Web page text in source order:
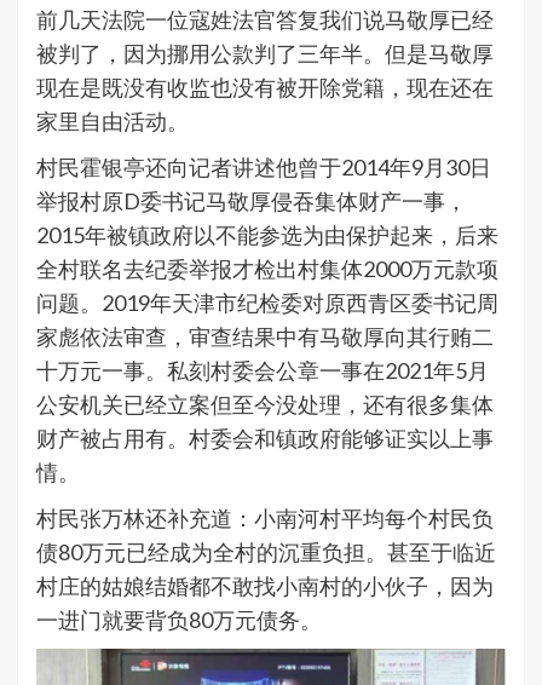
前几天法院一位寇姓法官答复我们说马敬厚已经
被判了，因为挪用公款判了三年半。但是马敬厚
现在是既没有收监也没有被开除党籍，现在还在
家里自由活动。
村民霍银亭还向记者讲述他曾于2014年9月30日
举报村原D委书记马敬厚侵吞集体财产一事，
2015年被镇政府以不能参选为由保护起来，后来
全村联名去纪委举报才检出村集体2000万元款项
问题。2019年天津市纪检委对原西青区委书记周
家彪依法审查，审查结果中有马敬厚向其行贿二
十万元一事。私刻村委会公章一事在2021年5月
公安机关已经立案但至今没处理，还有很多集体
财产被占用有。村委会和镇政府能够证实以上事
情。
村民张万林还补充道：小南河村平均每个村民负
债80万元已经成为全村的沉重负担。甚至于临近
村庄的姑娘结婚都不敢找小南村的小伙子，因为
一进门就要背负80万元债务。